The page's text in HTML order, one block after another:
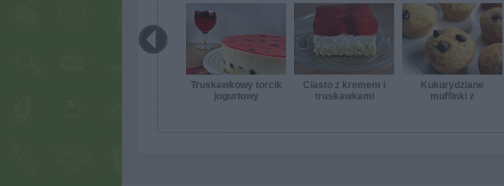
Truskawkowy torcik
jogurtowy
Ciasto z kremem i
truskawkami
Kukurydziane
muffinki z